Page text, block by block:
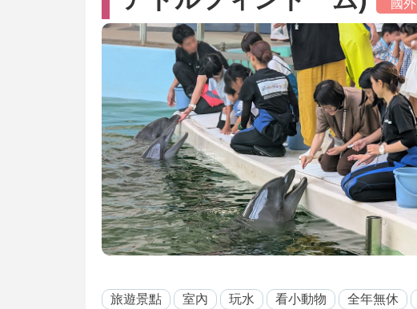
國外
旅遊景點 室內 玩水 看小動物 全年無休